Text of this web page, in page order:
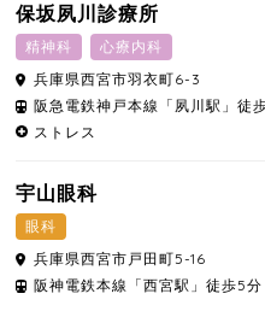
保坂夙川診療所
精神科
心療内科
兵庫県西宮市羽衣町6-3
阪急電鉄神戸本線「夙川駅」徒
ストレス
宇山眼科
眼科
兵庫県西宮市 戸田町5-16
阪神電鉄本線「西宮駅」徒歩5分